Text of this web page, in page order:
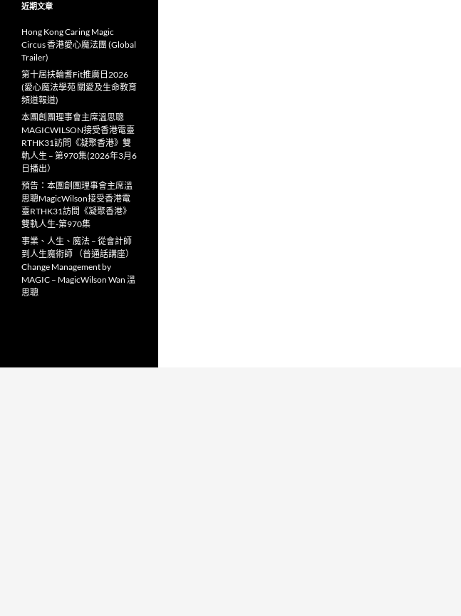
近期文章
Hong Kong Caring Magic
Circus 香港愛心魔法團 (Global
Trailer)
第十屆扶輪耆Fit推廣日2026
(愛心魔法學苑 關愛及生命教育
頻道報道)
本團創團理事會主席溫思聰
MAGICWILSON接受香港電臺
RTHK31訪問《凝聚香港》雙
軌人生 – 第970集(2026年3月6
日播出）
預告：本團創團理事會主席溫
思聰MagicWilson接受香港電
臺RTHK31訪問《凝聚香港》
雙軌人生-第970集
事業、人生、魔法 – 從會計師
到人生魔術師 （普通話講座）
Change Management by
MAGIC – MagicWilson Wan 溫
思聰